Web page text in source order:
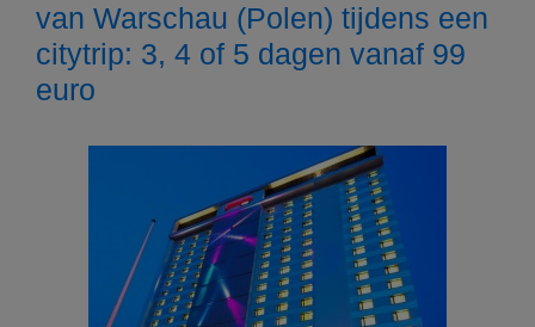
euro
Inclusive
van Warschau (Polen) tijdens een
citytrip: 3, 4 of 5 dagen vanaf 99
euro